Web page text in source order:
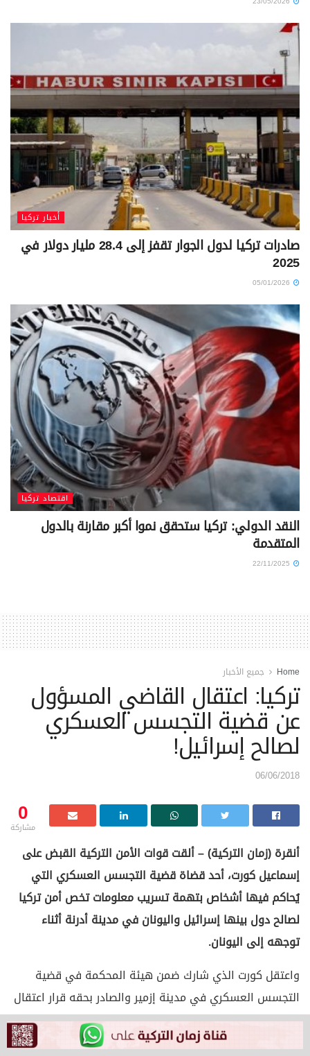
أخبار تركيا
صادرات تركيا لدول الجوار تقفز إلى 28.4 مليار دولار في
2025
اقتصاد تركيا
النقد الدولي: تركيا ستحقق نموا أكبر مقارنة بالدول
المتقدمة
Home جميع الأخبار
تركيا: اعتقال القاضي المسؤول
عن قضية التجسس العسكري
لصالح إسرائيل!
06/06/2018
0
مشاركة
أنقرة (زمان التركية) – ألقت قوات الأمن التركية القبض على
إسماعيل كورت، أحد قضاة قضية التجسس العسكري التي
يُحاكم فيها أشخاص بتهمة تسريب معلومات تخص أمن تركيا
لصالح دول بينها إسرائيل واليونان في مدينة أدرنة أثناء
توجهه إلى اليونان.
واعتقل كورت الذي شارك ضمن هيئة المحكمة في قضية
التجسس العسكري في مدينة إزمير والصادر بحقه قرار اعتقال
بتهمة الانتماء لحركة الخدمة برفقة مجموعة تضم 11 شخصًا
من بينهم أطباء ومدرسون ومهندسون أثناء محاولتهم الهرب